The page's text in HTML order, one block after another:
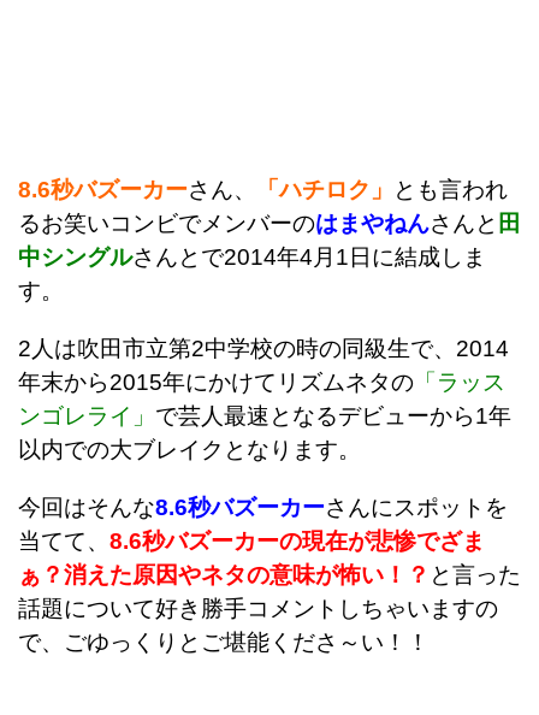
8.6秒バズーカーさん、 「ハチロク」
とも言われ
るお笑いコンビでメンバーのはまやねんさんと 田
中シングルさんとで2014年4月1日に結成しま
す。
2人は吹田市立第2中学校の時の同級生で、2014
年末から2015年にかけてリズムネタの 「ラッス
ンゴレライ」 で芸人最速となるデビューから1年
以内での大ブレイクとなります。
今回はそんな8.6秒バズーカーさんにスポットを
当てて、 8.6秒バズーカーの現在が悲惨でざま
ぁ？消えた原因やネタの意味が怖い！？ と言った
話題について好き勝手コメントしちゃいますの
で、ごゆっくりとご堪能くださ～い！！